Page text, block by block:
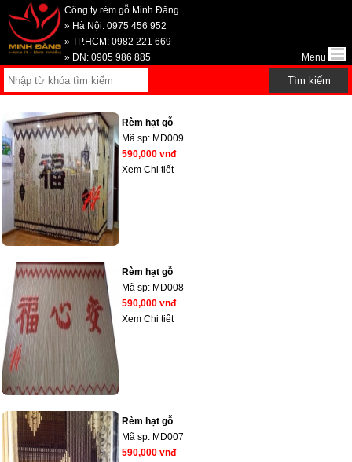
Công ty rèm gỗ Minh Đăng
» Hà Nội: 0975 456 952
» TP.HCM: 0982 221 669
» ĐN: 0905 986 885
Menu
Rèm hạt gỗ
Mã sp: MD009
590,000 vnđ
Xem Chi tiết
Rèm hạt gỗ
Mã sp: MD008
590,000 vnđ
Xem Chi tiết
Rèm hạt gỗ
Mã sp: MD007
590,000 vnđ